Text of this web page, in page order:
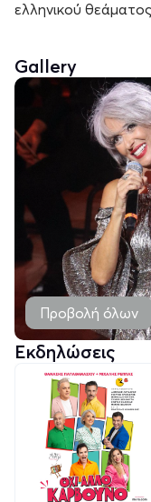
ελληνικού
Gallery
Προβολή όλων
Εκδηλώσεις